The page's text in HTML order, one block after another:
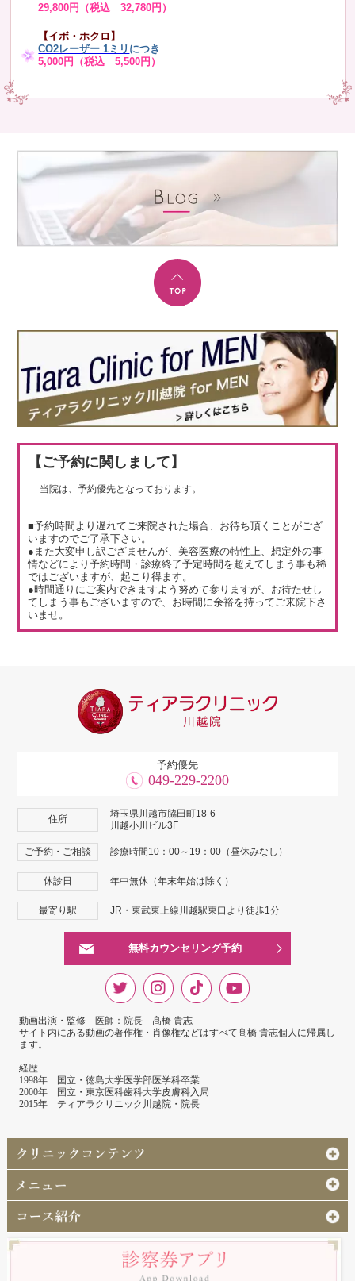
29,800円（税込 32,780円）
【イボ・ホクロ】
CO2レーザー 1ミリ につき
5,000円（税込 5,500円）
【ご予約に関しまして】
当院は、予約優先となっております。
■予約時間より遅れてご来院された場合、お待ち頂くことがござ
いますのでご了承下さい。
●また大変申し訳ござませんが、美容医療の特性上、想定外の事
情などにより予約時間・診療終了予定時間を超えてしまう事も稀
ではございますが、起こり得ます。
●時間通りにご案内できますよう努めて参りますが、お待たせし
てしまう事もございますので、お時間に余裕を持ってご来院下さ
いませ。
予約優先
049-229-2200
住所
埼玉県川越市脇田町18-6
川越小川ビル3F
ご予約・ご相談 診療時間10：00～19：00（昼休みなし）
休診日 年中無休（年末年始は除く）
最寄り駅 JR・東武東上線川越駅東口より徒歩1分
無料カウンセリング予約
動画出演・監修 医師：院長 髙橋 貴志
サイト内にある動画の著作権・肖像権などはすべて髙橋 貴志個人に帰属し
ます。
経歴
1998年 国立・徳島大学医学部医学科卒業
2000年 国立・東京医科歯科大学皮膚科入局
2015年 ティアラクリニック川越院・院長